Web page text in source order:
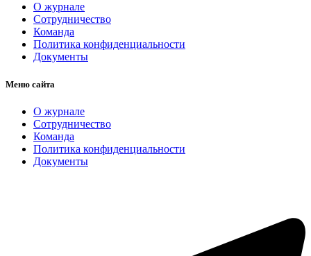
О журнале
Сотрудничество
Команда
Политика конфиденциальности
Документы
Меню сайта
О журнале
Сотрудничество
Команда
Политика конфиденциальности
Документы